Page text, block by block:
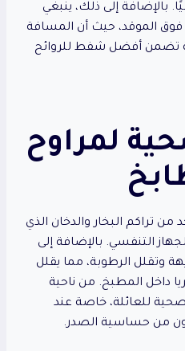
إلى ذلك، ينبغي
فوق الموقد، حيث أن المسافة
تضمن أفضل شفط للروائح
لمراوح
تراكم البخار والدخان الذي
التنفسي. بالإضافة إلى
وتقلل الرطوبة، مما يقلل
داخل المطبخ. من ناحية
للعائلة، خاصة عند
من حساسية الصدر.